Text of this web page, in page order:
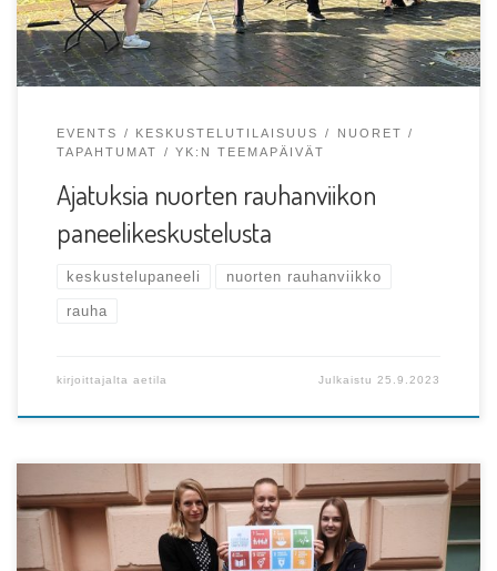
EVENTS KESKUSTELUTILAISUUS
NUORET
TAPAHTUMAT
YK:N TEEMAPÄIVÄT
Ajatuksia nuorten rauhanviikon
paneelikeskustelusta
keskustelupaneeli nuorten rauhanviikko
rauha
kirjoittajalta aetila Julkaistu25.9.2023